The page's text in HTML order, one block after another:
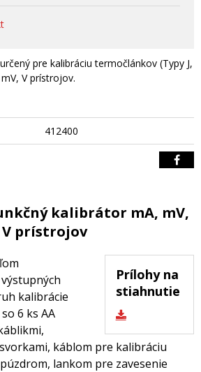
pre kalibráciu termočlánkov (Typy J,
V prístrojov.
412400
kalibrátor mA, mV,
V prístrojov
Prílohy na
stiahnutie
kalibrácie
6 ks AA
káblom pre kalibráciu
lankom pre zavesenie